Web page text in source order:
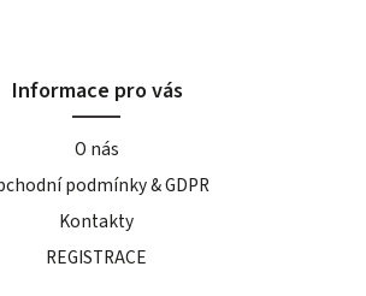
Informace pro vás
O nás
podmínky & GDPR
Kontakty
REGISTRACE